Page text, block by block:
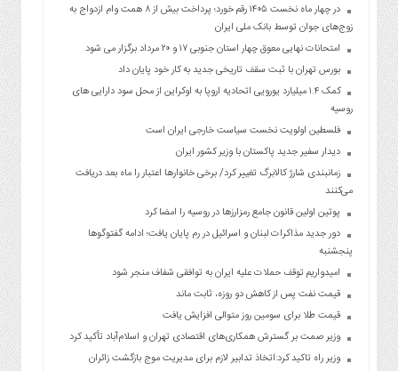
در چهار ماه نخست ۱۴۰۵ رقم خورد؛ پرداخت بیش از ۸ همت وام ازدواج به
زوج‌های جوان توسط بانک ملی ایران
امتحانات نهایی معوق چهار استان جنوبی ۱۷ و ۲۰ مرداد برگزار می شود
بورس تهران با ثبت سقف تاریخی جدید به کار خود پایان داد
کمک ۱.۴ میلیارد یورویی اتحادیه اروپا به اوکراین از محل سود دارایی های
روسیه
فلسطین اولویت نخست سیاست خارجی ایران است
دیدار سفیر جدید پاکستان با وزیر کشور ایران
زمانبندی شارژ کالابرگ تغییر کرد/ برخی خانوارها اعتبار را ماه بعد دریافت
می‌کنند
پوتین اولین قانون جامع رمزارزها در روسیه را امضا کرد
دور جدید مذاکرات لبنان و اسرائیل در رم پایان یافت؛ ادامه گفتوگوها
پنجشنبه
امیدواریم توقف حملات علیه ایران به توافقی شفاف منجر شود
قیمت نفت پس از کاهش دو روزه، ثابت ماند
قیمت طلا برای سومین روز متوالی افزایش یافت
وزیر صمت بر گسترش همکاری‌های اقتصادی تهران و اسلام‌آباد تأکید کرد
وزیر راه تاکید کرد:اتخاذ تدابیر لازم برای مدیریت موج بازگشت زائران